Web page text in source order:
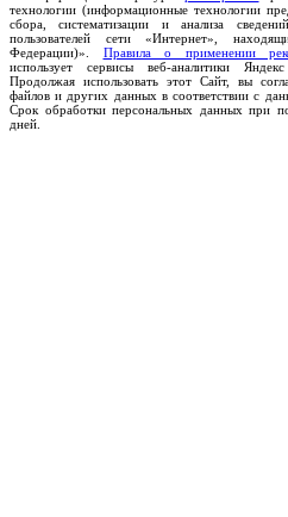
технологии (информационные технологии
сбора, систематизации и анализа
пользователей сети «Интернет»,
Федерации)». Правила о применении
использует сервисы веб-аналитики
Продолжая использовать этот Сайт, вы
файлов и других данных в соответствии с
Срок обработки персональных данных при
дней.